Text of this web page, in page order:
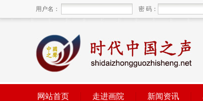
用户名： 密 码：
网站首页 走进画院 新闻资讯